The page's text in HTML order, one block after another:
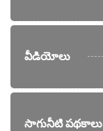
వీడియోలు
సాగునీటి పథకాలు